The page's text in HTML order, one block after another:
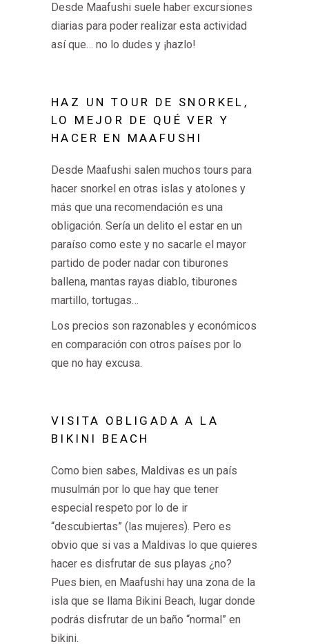
Desde Maafushi suele haber excursiones
diarias para poder realizar esta actividad
así que… no lo dudes y ¡hazlo!
HAZ UN TOUR DE SNORKEL,
LO MEJOR DE QUÉ VER Y
HACER EN MAAFUSHI
Desde Maafushi salen muchos tours para
hacer snorkel en otras islas y atolones y
más que una recomendación es una
obligación. Sería un delito el estar en un
paraíso como este y no sacarle el mayor
partido de poder nadar con tiburones
ballena, mantas rayas diablo, tiburones
martillo, tortugas…
Los precios son razonables y económicos
en comparación con otros países por lo
que no hay excusa.
VISITA OBLIGADA A LA
BIKINI BEACH
Como bien sabes, Maldivas es un país
musulmán por lo que hay que tener
especial respeto por lo de ir
“descubiertas” (las mujeres). Pero es
obvio que si vas a Maldivas lo que quieres
hacer es disfrutar de sus playas ¿no?
Pues bien, en Maafushi hay una zona de la
isla que se llama Bikini Beach, lugar donde
podrás disfrutar de un baño “normal” en
bikini.